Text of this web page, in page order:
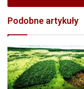
Podobne artykuły